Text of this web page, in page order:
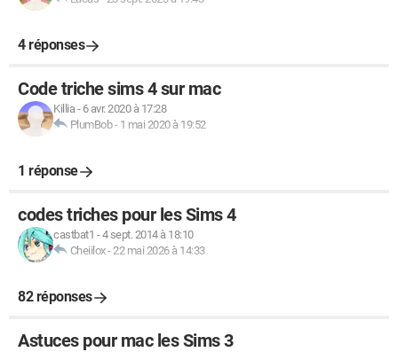
4 réponses
Code triche sims 4 sur mac
Killia- 6 avr. 2020 à 17:28
PlumBob- 1 mai 2020 à 19:52
1 réponse
codes triches pour les Sims 4
castbat1 -4 sept. 2014 à 18:10
Cheiilox-22 mai 2026 à 14:33
82 réponses
Astuces pour mac les Sims 3